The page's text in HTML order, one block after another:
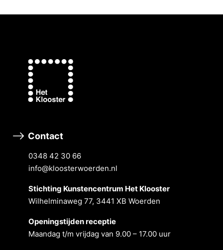
Contact
0348 42 30 66
info@kloosterwoerden.nl
Stichting Kunstencentrum Het Klooster
Wilhelminaweg 77, 3441 XB Woerden
Openingstĳden receptie
Maandag t/m vrĳdag van 9.00 – 17.00 uur